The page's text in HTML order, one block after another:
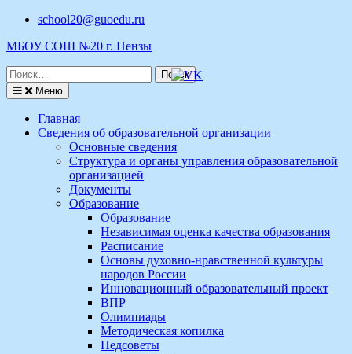
Перейти
содержимому
school20@guoedu.ru
МБОУ СОШ №20 г. Пензы
Поиск
по:
Меню
Главная
Сведения об образовательной организации
Основные сведения
Структура и органы управления образовательной
организацией
Документы
Образование
Образование
Независимая оценка качества образования
Расписание
Основы духовно-нравственной культуры
народов России
Инновационный образовательный проект
ВПР
Олимпиады
Методическая копилка
Педсоветы